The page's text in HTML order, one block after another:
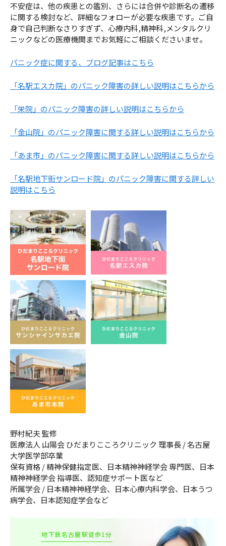
不安症は、他の疾患との鑑別、さらには合併や診断名の遷移
に関する検討など、詳細なフォローが必要な疾患です。ご自
身で自己判断なさりすぎず、心療内科,精神科,メンタルクリ
ニックなどの医療機関までお気軽にご相談くださいませ。
パニック症に関する、ブログ記事はこちら
「名駅エスカ院」のパニック障害の詳しい説明はこちらから
「栄院」のパニック障害の詳しい説明はこちらから
「金山院」のパニック障害に関する詳しい説明はこちらから
「あま市」のパニック障害に関する詳しい説明はこちらから
「名駅地下街サンロード院」のパニック障害に関する詳しい
説明はこちら
野村紀夫 監修
医療法人 山陽会 ひだまりこころクリニック 理事長 / 名古屋
大学医学部卒業
保有資格 / 精神保健指定医、日本精神神経学会 専門医、日本
精神神経学会 指導医、認知症サポート医など
所属学会 / 日本精神神経学会、日本心療内科学会、日本うつ
病学会、日本認知症学会など
地下鉄名古屋駅徒歩1分